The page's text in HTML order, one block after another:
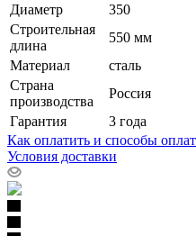
Диаметр
350
Строительная
длина
550 мм
Материал
сталь
Страна
производства
Россия
Гарантия
3 года
Как оплатить и способы
Условия доставки